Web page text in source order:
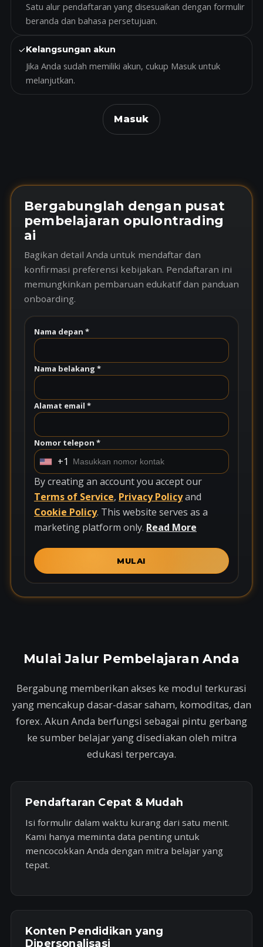
Satu alur pendaftaran yang disesuaikan dengan formulir
beranda dan bahasa persetujuan.
✓Kelangsungan akun
Jika Anda sudah memiliki akun, cukup Masuk untuk
melanjutkan.
Masuk
Bergabunglah dengan pusat
pembelajaran opulontrading
ai
Bagikan detail Anda untuk mendaftar dan
konfirmasi preferensi kebijakan. Pendaftaran ini
memungkinkan pembaruan edukatif dan panduan
onboarding.
Nama depan *
Nama belakang *
Alamat email *
Nomor telepon *
U
n
i
t
e
t
1
+1
By creating an account you accept our
Terms of Service, Privacy Policyand
Cookie Policy. This website serves as a
marketing platform only. Read More
MULAI
Mulai Jalur Pembelajaran Anda
Bergabung memberikan akses ke modul terkurasi
yang mencakup dasar-dasar saham, komoditas, dan
forex. Akun Anda berfungsi sebagai pintu gerbang
ke sumber belajar yang disediakan oleh mitra
edukasi terpercaya.
Pendaftaran Cepat & Mudah
Isi formulir dalam waktu kurang dari satu menit.
Kami hanya meminta data penting untuk
mencocokkan Anda dengan mitra belajar yang
tepat.
Konten Pendidikan yang
Dipersonalisasi